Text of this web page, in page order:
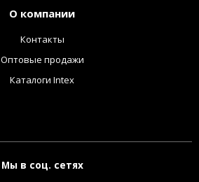
О компании
Контакты
Оптовые продажи
Каталоги Intex
Мы в соц. сетях